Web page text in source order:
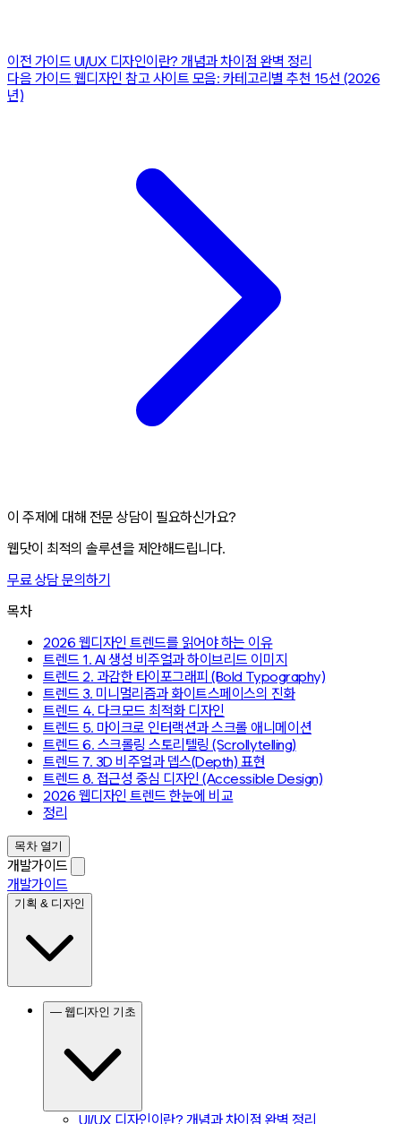
이전 가이드 UI/UX 디자인이란? 개념과 차이점 완벽 정리
다음 가이드 웹디자인 참고 사이트 모음: 카테고리별 추천 15선 (2026
년)
이 주제에 대해 전문 상담이 필요하신가요?
웹닷이 최적의 솔루션을 제안해드립니다.
무료 상담 문의하기
목차
2026 웹디자인 트렌드를 읽어야 하는 이유
트렌드 1. AI 생성 비주얼과 하이브리드 이미지
트렌드 2. 과감한 타이포그래피 (Bold Typography)
트렌드 3. 미니멀리즘과 화이트스페이스의 진화
트렌드 4. 다크모드 최적화 디자인
트렌드 5. 마이크로 인터랙션과 스크롤 애니메이션
트렌드 6. 스크롤링 스토리텔링 (Scrollytelling)
트렌드 7. 3D 비주얼과 뎁스(Depth) 표현
트렌드 8. 접근성 중심 디자인 (Accessible Design)
2026 웹디자인 트렌드 한눈에 비교
정리
목차 열기
개발가이드
개발가이드
기획 & 디자인
— 웹디자인 기초
UI/UX 디자인이란? 개념과 차이점 완벽 정리